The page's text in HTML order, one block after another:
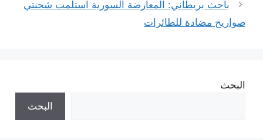
باحث بريطاني: المعارضة السورية استلمت شحنتي
صواريخ مضادة للطائرات
البحث
البحث